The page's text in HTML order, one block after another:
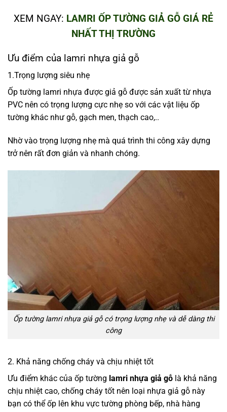
XEM NGAY: LAMRI ỐP TƯỜNG GIẢ GỖ GIÁ RẺ
NHẤT THỊ TRƯỜNG
Ưu điểm của lamri nhựa giả gỗ
1.Trọng lượng siêu nhẹ
Ốp tường lamri nhựa được giả gỗ được sản xuất từ nhựa
PVC nên có trọng lượng cực nhẹ so với các vật liệu ốp
tường khác như gỗ, gạch men, thạch cao,..
Nhờ vào trọng lượng nhẹ mà quá trình thi công xây dựng
trở nên rất đơn giản và nhanh chóng.
Ốp tường lamri nhựa giả gỗ có trọng lượng nhẹ và dễ dàng thi
công
2. Khả năng chống cháy và chịu nhiệt tốt
Ưu điểm khác của ốp tường lamri nhựa giả gỗ là khả năng
chịu nhiệt cao, chống cháy tốt nên loại nhựa giả gỗ này
bạn có thể ốp lên khu vực tường phòng bếp, nhà hàng